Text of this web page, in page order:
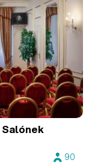
Salónek
90